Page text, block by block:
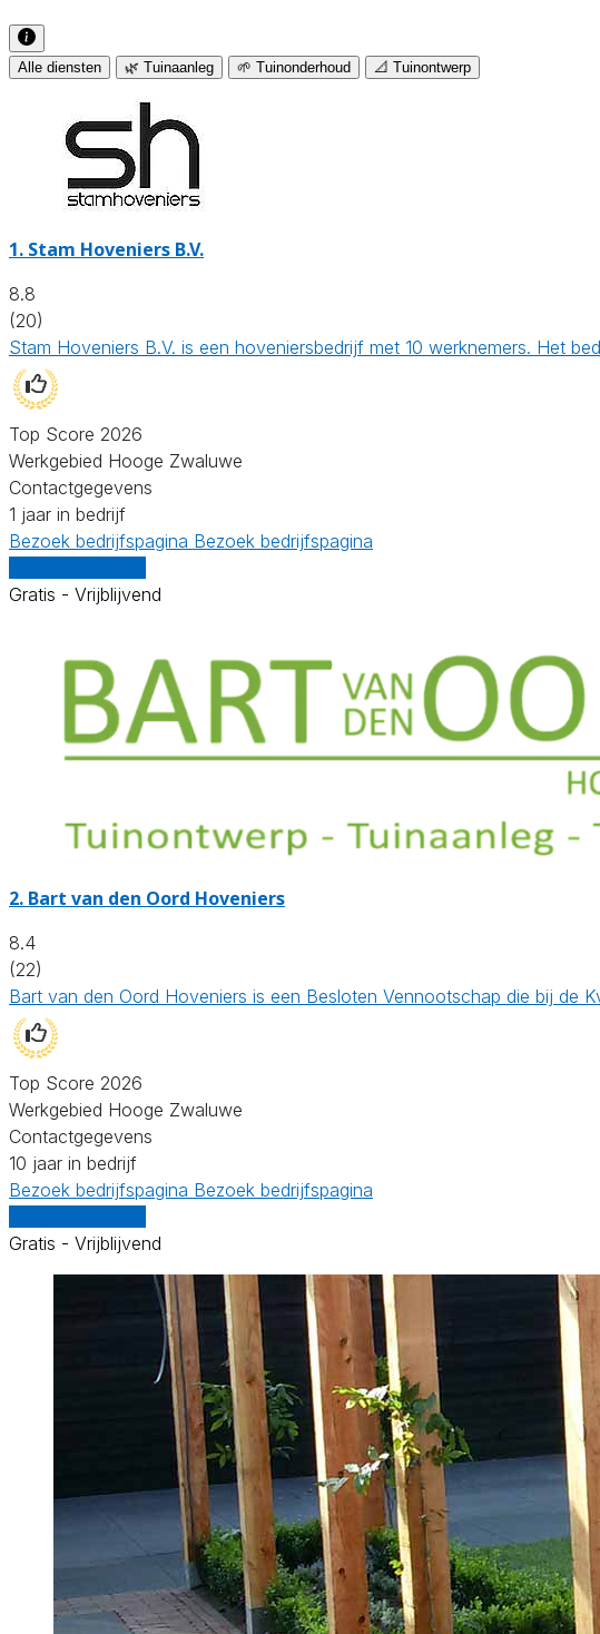
Alle diensten 🌿 Tuinaanleg 🌱 Tuinonderhoud 📐 Tuinontwerp
1. Stam Hoveniers B.V.
8.8
(20)
Stam Hoveniers B.V. is een hoveniersbedrijf met 10 werknemers. Het
Top Score 2026
Werkgebied Hooge Zwaluwe
Contactgegevens
1 jaar in bedrijf
Bezoek bedrijfspagina Bezoek bedrijfspagina
Gratis - Vrijblijvend
2. Bart van den Oord Hoveniers
8.4
(22)
Bart van den Oord Hoveniers is een Besloten Vennootschap die bij de
Top Score 2026
Werkgebied Hooge Zwaluwe
Contactgegevens
10 jaar in bedrijf
Bezoek bedrijfspagina Bezoek bedrijfspagina
Gratis - Vrijblijvend